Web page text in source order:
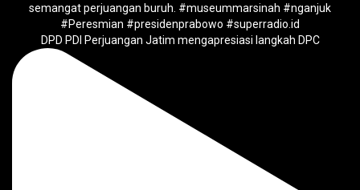
DPD PDI Perjuangan Jatim mengapresiasi langkah DPC